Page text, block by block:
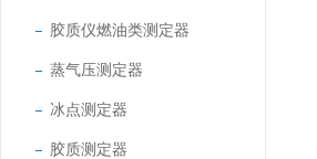
胶质仪燃油类测定器
蒸气压测定器
冰点测定器
胶质测定器